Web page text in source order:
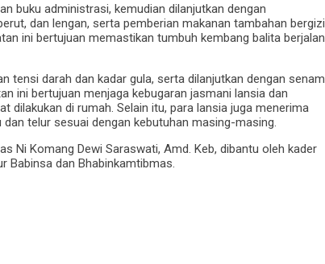
buku administrasi, kemudian dilanjutkan dengan
dan lengan, serta pemberian makanan tambahan bergizi
ini bertujuan memastikan tumbuh kembang balita berjalan
tensi darah dan kadar gula, serta dilanjutkan dengan senam
ini bertujuan menjaga kebugaran jasmani lansia dan
dilakukan di rumah. Selain itu, para lansia juga menerima
telur sesuai dengan kebutuhan masing-masing.
Ni Komang Dewi Saraswati, Amd. Keb, dibantu oleh kader
Babinsa dan Bhabinkamtibmas.